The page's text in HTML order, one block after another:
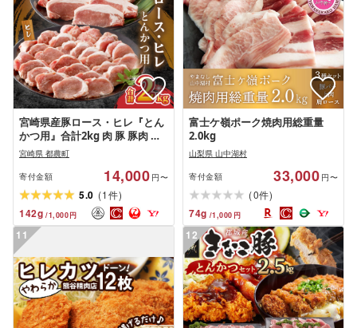
宮崎県産豚ロース・ヒレ『とん
かつ用』合計2kg 肉 豚 豚肉 国
産
宮崎県 都農町
寄付金額 14,000 円〜
5.0 (1件)
142g /1,000円
富士ケ嶺ポーク焼肉用総重量
2.0kg
山梨県 山中湖村
寄付金額 33,000 円〜
(0件)
74g /1,000 円
11 12